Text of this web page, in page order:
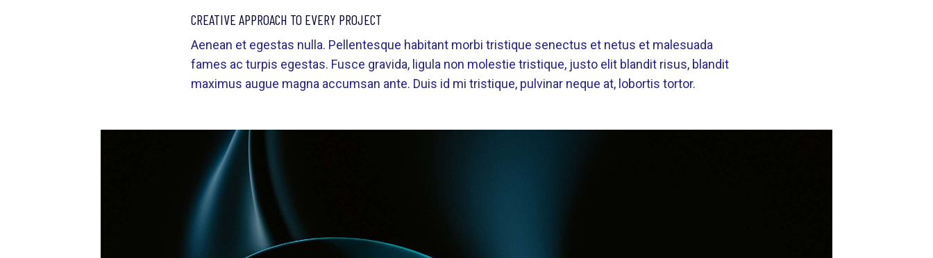
CREATIVE APPROACH TO EVERY PROJECT
Aenean et egestas nulla. Pellentesque habitant morbi tristique senectus et netus et malesuada
fames ac turpis egestas. Fusce gravida, ligula non molestie tristique, justo elit blandit risus, blandit
maximus augue magna accumsan ante. Duis id mi tristique, pulvinar neque at, lobortis tortor.